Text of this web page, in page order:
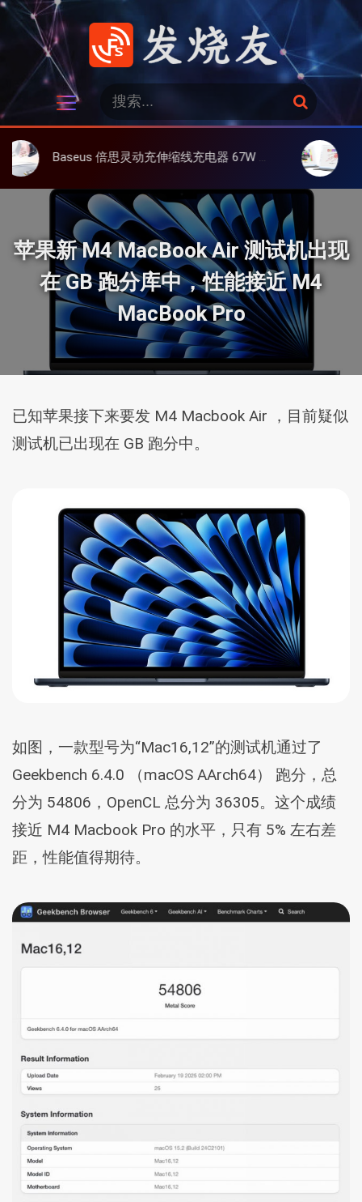
跳
发烧友
：
搜
索
Baseus 倍思灵动充伸缩线充电器 67W 3C，超耐用可伸缩线、氮化镓、3C多设备同时充 大上 Paperlike
苹果新 M4 MacBook Air 测试机出现
在 GB 跑分库中，性能接近 M4
MacBook Pro
已知苹果接下来要发 M4 Macbook Air ，目前疑似
测试机已出现在 GB 跑分中。
如图，一款型号为“Mac16,12”的测试机通过了
Geekbench 6.4.0 （macOS AArch64） 跑分，总
分为 54806，OpenCL 总分为 36305。这个成绩
接近 M4 Macbook Pro 的水平，只有 5% 左右差
距，性能值得期待。